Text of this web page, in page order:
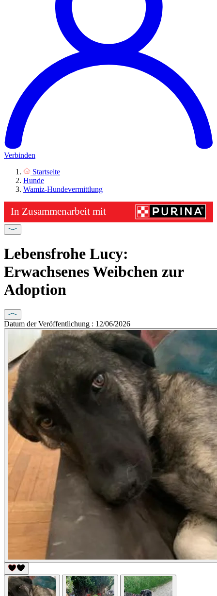
Verbinden
Startseite
Hunde
Wamiz-Hundevermittlung
Lebensfrohe Lucy:
Erwachsenes Weibchen zur
Adoption
Datum der Veröffentlichung : 12/06/2026